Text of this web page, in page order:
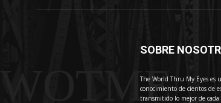
SOBRE
The World Thru My Eyes es
conocimiento de cientos de
transmitido lo mejor de